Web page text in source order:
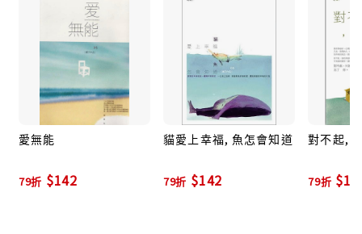
愛無能
79折 $142
貓愛上幸福, 魚怎會知道
79折 $142
對不起,
79折